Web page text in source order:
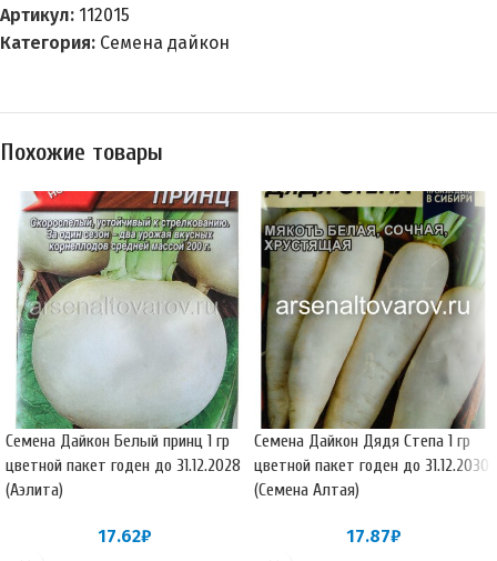
Артикул: 112015
Категория: Семена дайкон
Похожие товары
Семена Дайкон Белый принц 1 гр
цветной пакет годен до 31.12.2028
(Аэлита)
17.62₽
Семена Дайкон Дядя Степа 1 гр
цветной пакет годен до 31.12.2030
(Семена Алтая)
17.87₽